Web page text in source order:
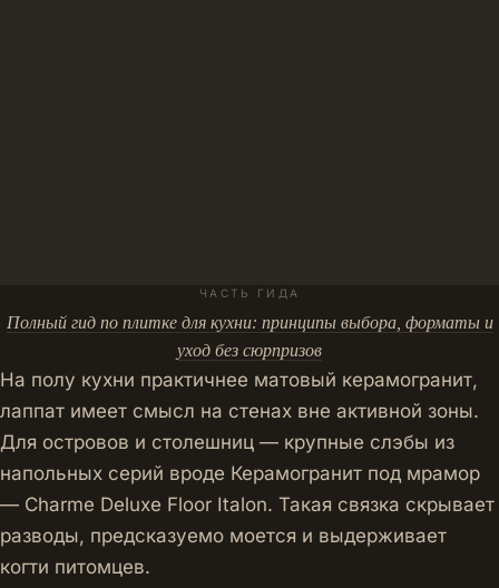
ЧАСТЬ ГИДА
Полный гид по плитке для кухни: принципы выбора, форматы и
уход без сюрпризов
На полу кухни практичнее матовый керамогранит,
лаппат имеет смысл на стенах вне активной зоны.
Для островов и столешниц — крупные слэбы из
напольных серий вроде Керамогранит под мрамор
— Charme Deluxe Floor Italon. Такая связка скрывает
разводы, предсказуемо моется и выдерживает
когти питомцев.